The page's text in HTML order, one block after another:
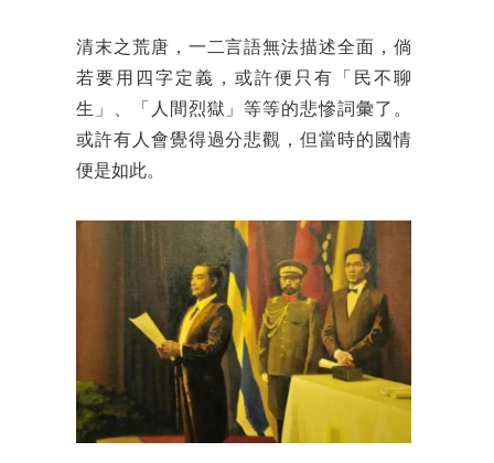
清末之荒唐，一二言語無法描述全面，倘
若要用四字定義，或許便只有「民不聊
生」、「人間烈獄」等等的悲慘詞彙了。
或許有人會覺得過分悲觀，但當時的國情
便是如此。